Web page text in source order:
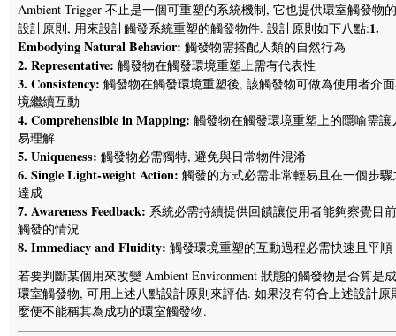
Ambient Trigger 不止是一個可重塑的系統機制, 它也提供環室觸發物
設計原則, 用來設計觸發系統重塑的觸發物件. 設計原則如下八點:1.
Embodying Natural Behavior: 觸發物需搭配人類的自然行為
2. Representative: 觸發物在觸發環境重塑上需有代表性
3. Consistency: 觸發物在觸發環境重塑後, 該觸發物可做為使用者介
境繼續互動
4. Comprehensible in Mapping: 觸發物在觸發環境重塑上的隱喻需讓
易理解
5. Uniqueness: 觸發物必需獨特, 避免與日常物件混淆
6. Single Light-weight Action: 觸發的方式必需非常輕易且在一個步驟
達成
7. Awareness Feedback: 系統必需持續提供回饋讓使用者能夠察覺目
觸發的情況
8. Immediacy and Fluidity: 觸發環境重塑的互動過程必需快速且平順
若要判斷某個用來改變 Ambient Environment 狀態的觸發物是否算是
環室觸發物, 可用上述八點設計原則來評估. 如果沒有符合上述設計原
麼便不能稱其為成功的環室觸發物.